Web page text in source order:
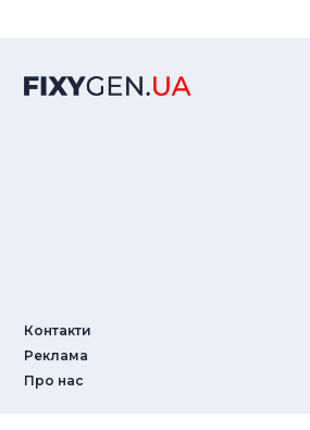
Контакти
Реклама
Про нас